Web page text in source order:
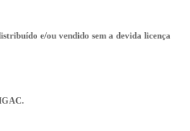
e/ou vendido sem a devida licença